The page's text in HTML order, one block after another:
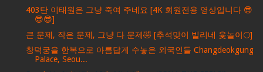
403탄 이태원은 그냥 죽여 주네요 [4K 회원전용 영상입니다 😎
😎😎]
큰 문제, 작은 문제, 그냥 다 문제🤣 [추석맞이 빌리네 윷놀이🌕]
창덕궁을 한복으로 아름답게 수놓은 외국인들 Changdeokgung
Palace, Seou...